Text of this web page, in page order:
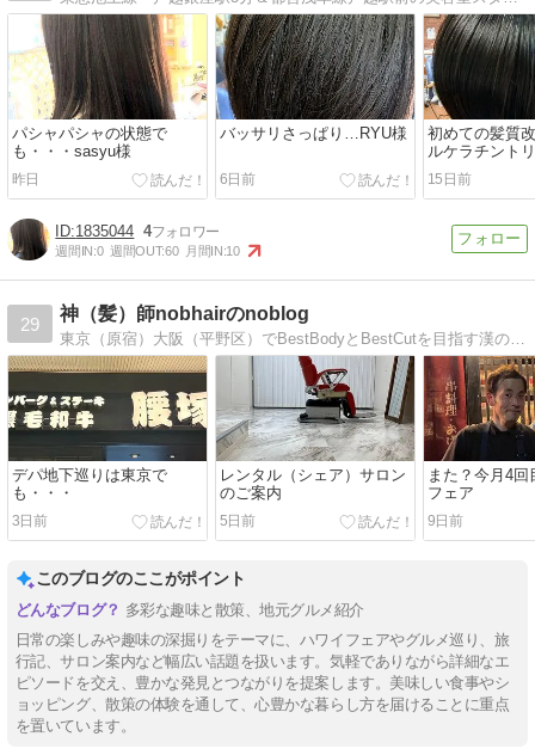
パシャパシャの状態で
も・・・sasyu様
昨日
バッサリさっぱり…RYU様
6日前
初めての髪質
ルケラチント
ト・・・K様
15日前
1835044 4
週間IN:0 週間OUT:60 月間IN:10
29
神（髪）師nobhairのnoblog
東京（原宿）大阪（平野区）でBestBodyとBestCutを目指す漢のshowもない話
デパ地下巡りは東京で
も・・・
3日前
レンタル（シェア）サロン
のご案内
5日前
また？今月4回
フェア
9日前
このブログのここがポイント
多彩な趣味と散策、地元グルメ紹介
日常の楽しみや趣味の深掘りをテーマに、ハワイフェアやグルメ巡り、旅
行記、サロン案内など幅広い話題を扱います。気軽でありながら詳細なエ
ピソードを交え、豊かな発見とつながりを提案します。美味しい食事やシ
ョッピング、散策の体験を通して、心豊かな暮らし方を届けることに重点
を置いています。